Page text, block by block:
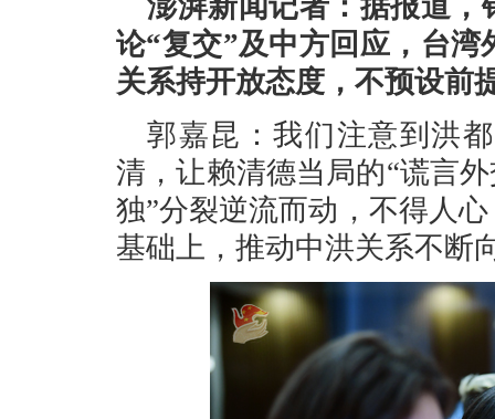
澎湃新闻记者：据报道，
论“复交”及中方回应，台
关系持开放态度，不预设前
郭嘉昆：我们注意到洪
清，让赖清德当局的“谎言
独”分裂逆流而动，不得人
基础上，推动中洪关系不断